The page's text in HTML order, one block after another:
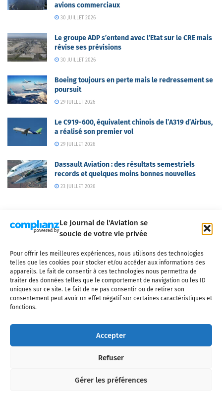
Le Journal de l'Aviation se
soucie de votre vie privée
Pour offrir les meilleures expériences, nous utilisons des technologies
telles que les cookies pour stocker et/ou accéder aux informations des
appareils. Le fait de consentir à ces technologies nous permettra de
traiter des données telles que le comportement de navigation ou les ID
uniques sur ce site. Le fait de ne pas consentir ou de retirer son
consentement peut avoir un effet négatif sur certaines caractéristiques et
fonctions.
Accepter
Refuser
Gérer les préférences
avions commerciaux
30 JUILLET 2026
Le groupe ADP s’entend avec l’Etat sur le CRE mais
révise ses prévisions
30 JUILLET 2026
Boeing toujours en perte mais le redressement se
poursuit
29 JUILLET 2026
Le C919-600, équivalent chinois de l’A319 d’Airbus,
a réalisé son premier vol
29 JUILLET 2026
Dassault Aviation : des résultats semestriels
records et quelques moins bonnes nouvelles
23 JUILLET 2026
Qui sommes-nous ? Nous contacter
Partenaires
Mentions légales
CGV Politique de confidentialité Cookies
l'industrie aéronautique, l'aviation commerciale, l'aviation d'affaires, les
civils, l'aéronautique de défense et l'industrie spatiale. Toute reproduction,
interdite sans autorisation écrite spécifique du Journal de l’Aviation.